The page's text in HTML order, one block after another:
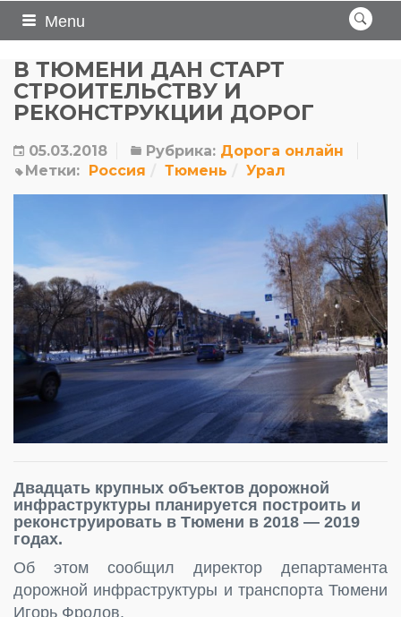
Menu
В ТЮМЕНИ ДАН СТАРТ
СТРОИТЕЛЬСТВУ И
РЕКОНСТРУКЦИИ ДОРОГ
05.03.2018 Рубрика: Дорога онлайн
Метки: Россия Тюмень Урал
Двадцать крупных объектов дорожной
инфраструктуры планируется построить и
реконструировать в Тюмени в 2018 — 2019
годах.
Об этом сообщил директор департамента
дорожной инфраструктуры и транспорта Тюмени
Игорь Фролов.